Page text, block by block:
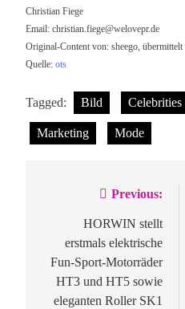
Christian Fiege
Email: christian.fiege@welovepr.de
Original-Content von: sheego,
Quelle: ots
Tagged: Bild Celebrities
Marketing Mode
Previous:
HORWIN stellt
erstmals elektrische
Fun-Sport-Motorräder
HT3 und HT5 sowie
eleganten Roller SK1